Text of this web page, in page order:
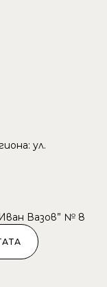
ул.
Вазов” № 8